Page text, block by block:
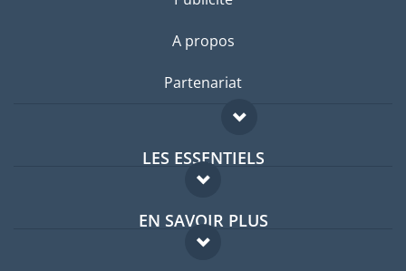
A propos
Partenariat
LES ESSENTIELS
Forum expatriés
Guides pays
EN SAVOIR PLUS
FAQ